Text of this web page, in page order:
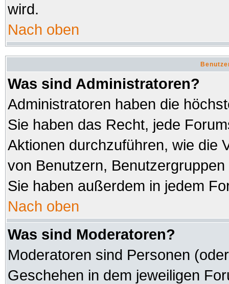
wird.
Nach oben
Was sind Administratoren?
Administratoren haben die
Sie haben das Recht, jede
Aktionen durchzuführen, wie die
von Benutzern,
Sie haben außerdem in jedem
Nach oben
Was sind Moderatoren?
Moderatoren sind Personen
Geschehen in dem jeweiligen